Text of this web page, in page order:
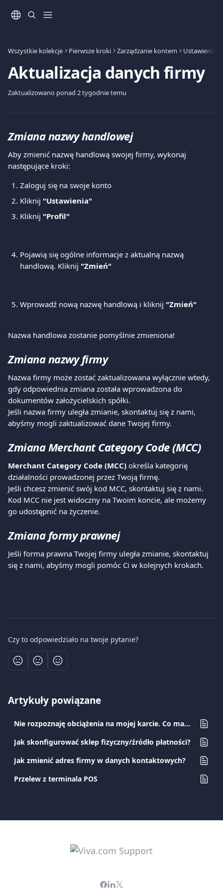
Wszystkie kolekcje Pierwsze kroki Zarządzanie kontem Ustawienia
Aktualizacja danych firmy
Zaktualizowano ponad 2 tygodnie temu
Zmiana nazwy handlowej
Aby zmienić nazwę handlową swojej firmy, wykonaj
następujące kroki:
Zaloguj się na swoje konto
Kliknij "Ustawienia"
Kliknij "Profil"
Pojawią się ogólne informacje z aktualną nazwą
handlową. Kliknij "Zmień"
Wprowadź nową nazwę handlową i kliknij "Zmień"
Nazwa handlowa zostanie pomyślnie zmieniona!
Zmiana nazwy firmy
Nazwa firmy może zostać zaktualizowana wyłącznie wtedy,
gdy odpowiednia zmiana została wprowadzona do
dokumentów założycielskich spółki.
Jeśli nazwa firmy uległa zmianie, skontaktuj się z nami,
abyśmy mogli zaktualizować dane Twojej firmy.
Zmiana Merchant Category Code (MCC)
Merchant Category Code (MCC) określa kategorię
działalności prowadzonej przez Twoją firmę.
Jeśli chcesz zmienić swój kod MCC, skontaktuj się z nami.
Kod MCC nie jest widoczny na Twoim koncie, ale możemy
go udostępnić na życzenie.
Zmiana formy prawnej
Jeśli forma prawna Twojej firmy uległa zmianie, skontaktuj
się z nami, abyśmy mogli pomóc Ci w kolejnych krokach.
Czy to odpowiedziało na twoje pytanie?
Artykuły powiązane
Nie rozpoznaję obciążenia na mojej karcie. Co mam zrobić?
Jak skonfigurować sklep fizyczny/źródło płatności?
Jak zmienić adres firmy w danych kontaktowych?
Przelew z terminala POS